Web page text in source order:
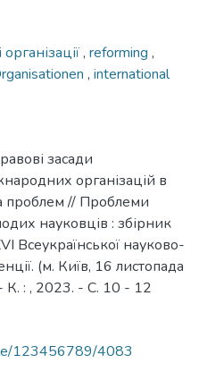
, reforming ,
, international
засади
організацій в
проблем // Проблеми
науковців : збірник
Всеукраїнської науково-
(м. Київ, 16 листопада
К. : , 2023. - С. 10 - 12
123456789/4083